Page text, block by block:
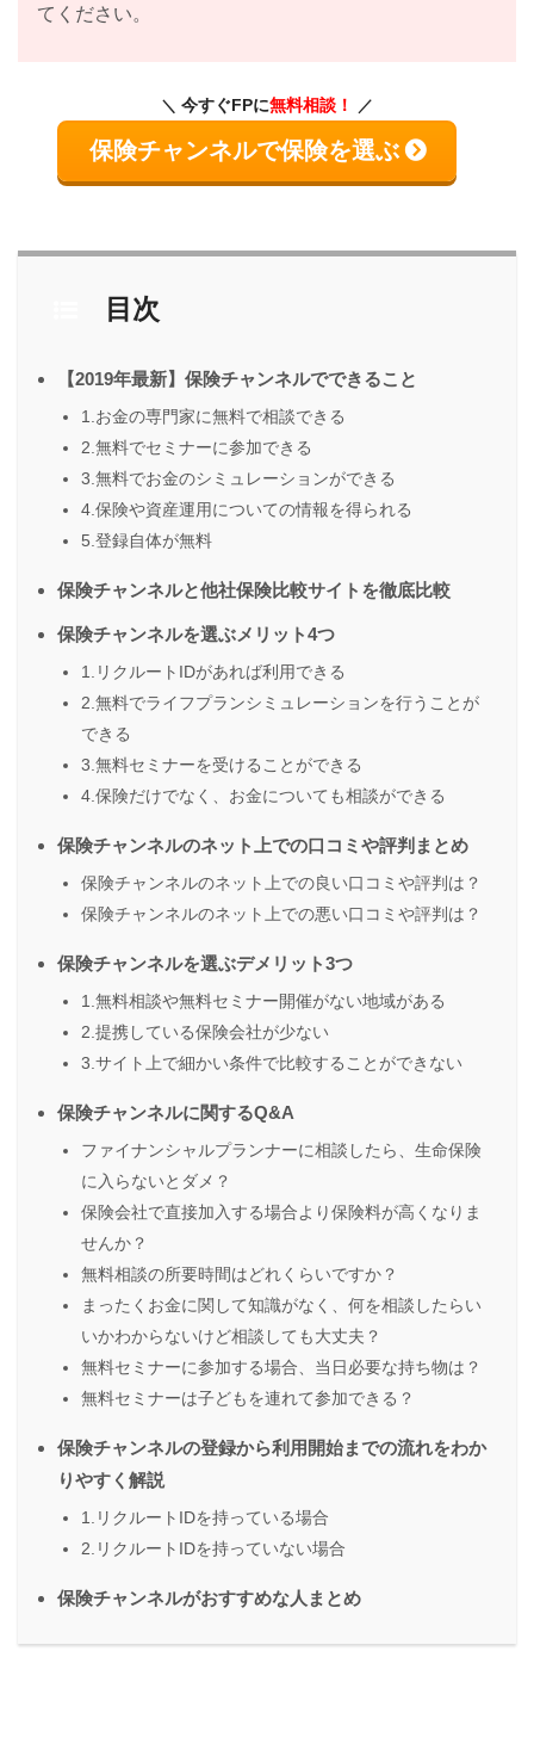
てください。
今すぐFPに無料相談！
保険チャンネルで保険を選ぶ
目次
【2019年最新】保険チャンネルでできること
1.お金の専門家に無料で相談できる
2.無料でセミナーに参加できる
3.無料でお金のシミュレーションができる
4.保険や資産運用についての情報を得られる
5.登録自体が無料
保険チャンネルと他社保険比較サイトを徹底比較
保険チャンネルを選ぶメリット4つ
1.リクルートIDがあれば利用できる
2.無料でライフプランシミュレーションを行うことが
できる
3.無料セミナーを受けることができる
4.保険だけでなく、お金についても相談ができる
保険チャンネルのネット上での口コミや評判まとめ
保険チャンネルのネット上での良い口コミや評判は？
保険チャンネルのネット上での悪い口コミや評判は？
保険チャンネルを選ぶデメリット3つ
1.無料相談や無料セミナー開催がない地域がある
2.提携している保険会社が少ない
3.サイト上で細かい条件で比較することができない
保険チャンネルに関するQ&A
ファイナンシャルプランナーに相談したら、生命保険
に入らないとダメ？
保険会社で直接加入する場合より保険料が高くなりま
せんか？
無料相談の所要時間はどれくらいですか？
まったくお金に関して知識がなく、何を相談したらい
いかわからないけど相談しても大丈夫？
無料セミナーに参加する場合、当日必要な持ち物は？
無料セミナーは子どもを連れて参加できる？
保険チャンネルの登録から利用開始までの流れをわか
りやすく解説
1.リクルートIDを持っている場合
2.リクルートIDを持っていない場合
保険チャンネルがおすすめな人まとめ